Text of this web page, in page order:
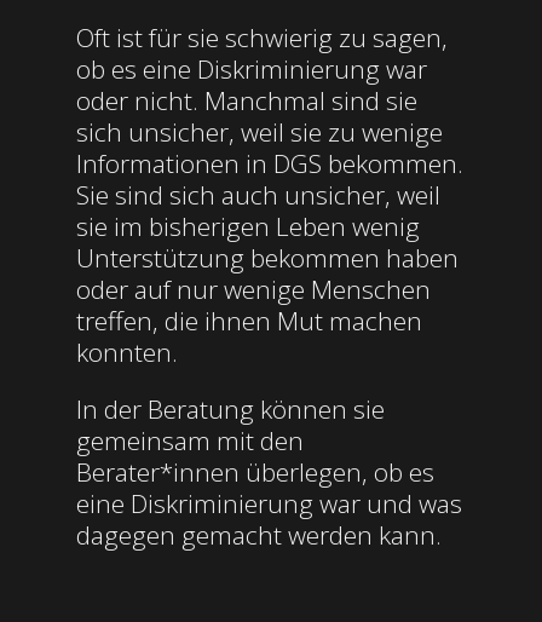
Oft ist für sie schwierig zu sagen,
ob es eine Diskriminierung war
oder nicht. Manchmal sind sie
sich unsicher, weil sie zu wenige
Informationen in DGS bekommen.
Sie sind sich auch unsicher, weil
sie im bisherigen Leben wenig
Unterstützung bekommen haben
oder auf nur wenige Menschen
treffen, die ihnen Mut machen
konnten.
In der Beratung können sie
gemeinsam mit den
Berater*innen überlegen, ob es
eine Diskriminierung war und was
dagegen gemacht werden kann.